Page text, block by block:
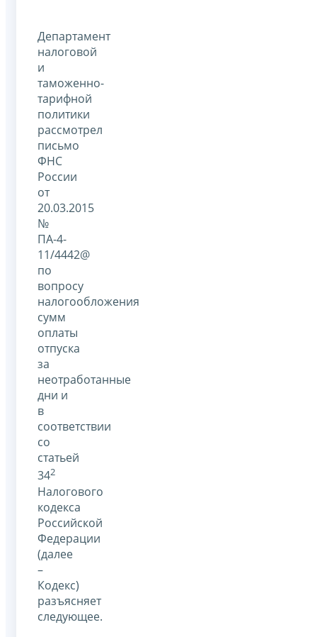
Департамент
налоговой
и
таможенно-
тарифной
политики
рассмотрел
письмо
ФНС
России
от
20.03.2015
№
ПА-4-
11/4442@
по
вопросу
налогообложения
сумм
оплаты
отпуска
за
неотработанные
дни и
в
соответствии
со
статьей
342
Налогового
кодекса
Российской
Федерации
(далее
–
Кодекс)
разъясняет
следующее.